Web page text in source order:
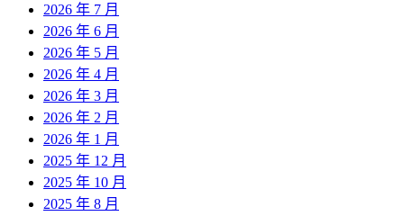
2026 年 7 月
2026 年 6 月
2026 年 5 月
2026 年 4 月
2026 年 3 月
2026 年 2 月
2026 年 1 月
2025 年 12 月
2025 年 10 月
2025 年 8 月